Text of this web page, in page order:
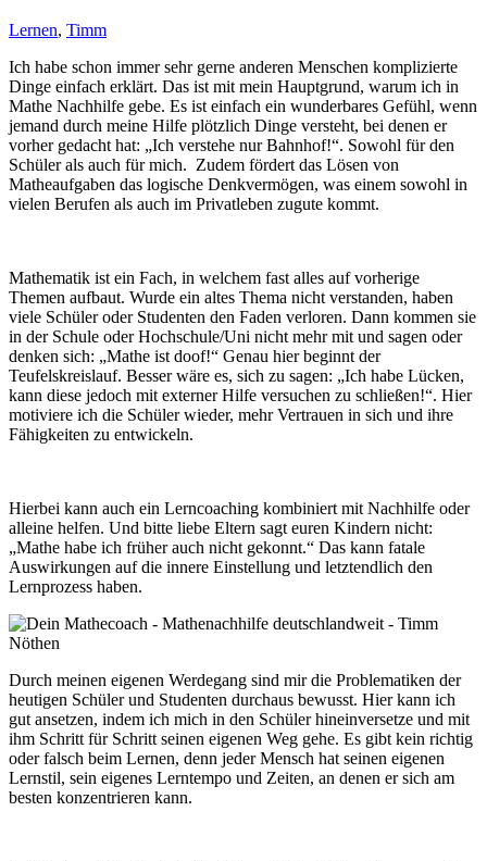
Lernen, Timm
Ich habe schon immer sehr gerne anderen Menschen komplizierte
Dinge einfach erklärt. Das ist mit mein Hauptgrund, warum ich in
Mathe Nachhilfe gebe. Es ist einfach ein wunderbares Gefühl, wenn
jemand durch meine Hilfe plötzlich Dinge versteht, bei denen er
vorher gedacht hat: „Ich verstehe nur Bahnhof!“. Sowohl für den
Schüler als auch für mich. Zudem fördert das Lösen von
Matheaufgaben das logische Denkvermögen, was einem sowohl in
vielen Berufen als auch im Privatleben zugute kommt.
Mathematik ist ein Fach, in welchem fast alles auf vorherige
Themen aufbaut. Wurde ein altes Thema nicht verstanden, haben
viele Schüler oder Studenten den Faden verloren. Dann kommen sie
in der Schule oder Hochschule/Uni nicht mehr mit und sagen oder
denken sich: „Mathe ist doof!“ Genau hier beginnt der
Teufelskreislauf. Besser wäre es, sich zu sagen: „Ich habe Lücken,
kann diese jedoch mit externer Hilfe versuchen zu schließen!“. Hier
motiviere ich die Schüler wieder, mehr Vertrauen in sich und ihre
Fähigkeiten zu entwickeln.
Hierbei kann auch ein Lerncoaching kombiniert mit Nachhilfe oder
alleine helfen. Und bitte liebe Eltern sagt euren Kindern nicht:
„Mathe habe ich früher auch nicht gekonnt.“ Das kann fatale
Auswirkungen auf die innere Einstellung und letztendlich den
Lernprozess haben.
Durch meinen eigenen Werdegang sind mir die Problematiken der
heutigen Schüler und Studenten durchaus bewusst. Hier kann ich
gut ansetzen, indem ich mich in den Schüler hineinversetze und mit
ihm Schritt für Schritt seinen eigenen Weg gehe. Es gibt kein richtig
oder falsch beim Lernen, denn jeder Mensch hat seinen eigenen
Lernstil, sein eigenes Lerntempo und Zeiten, an denen er sich am
besten konzentrieren kann.